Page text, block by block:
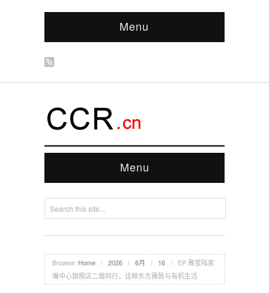
Menu
Menu
Browse: Home / 2026 / 6月 / 16 /
EP 雅莹陆家
嘴中心旗舰店二载同行，诠释东方雅致与有机生活